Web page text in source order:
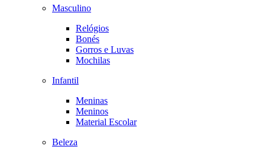
Masculino
Relógios
Bonés
Gorros e Luvas
Mochilas
Infantil
Meninas
Meninos
Material Escolar
Beleza